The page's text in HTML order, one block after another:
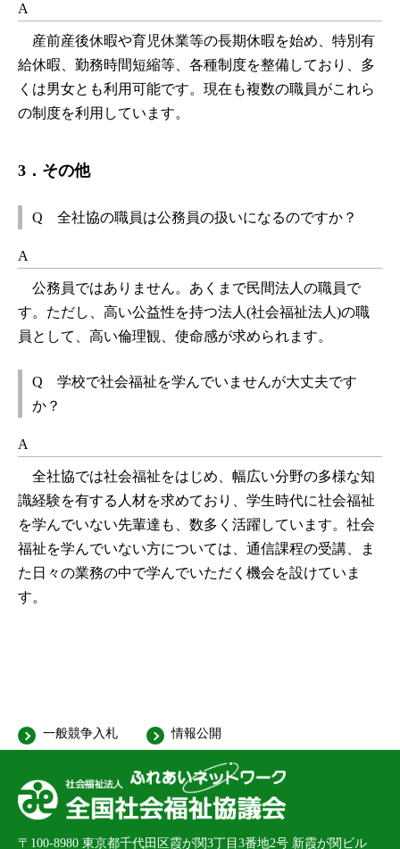
A
産前産後休暇や育児休業等の長期休暇を始め、特別有
給休暇、勤務時間短縮等、各種制度を整備しており、多
くは男女とも利用可能です。現在も複数の職員がこれら
の制度を利用しています。
3．その他
Q 全社協の職員は公務員の扱いになるのですか？
A
公務員ではありません。あくまで民間法人の職員で
す。ただし、高い公益性を持つ法人(社会福祉法人)の職
員として、高い倫理観、使命感が求められます。
Q 学校で社会福祉を学んでいませんが大丈夫です
か？
A
全社協では社会福祉をはじめ、幅広い分野の多様な知
識経験を有する人材を求めており、学生時代に社会福祉
を学んでいない先輩達も、数多く活躍しています。社会
福祉を学んでいない方については、通信課程の受講、ま
た日々の業務の中で学んでいただく機会を設けていま
す。
一般競争入札 情報公開
〒100-8980 東京都千代田区霞が関3丁目3番地2号 新霞が関ビル